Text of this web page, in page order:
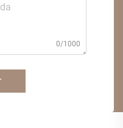
0/1000